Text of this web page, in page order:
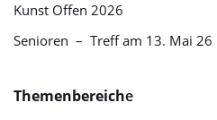
Kunst Offen 2026
Senioren – Treff am 13. Mai 26
Themenbereiche